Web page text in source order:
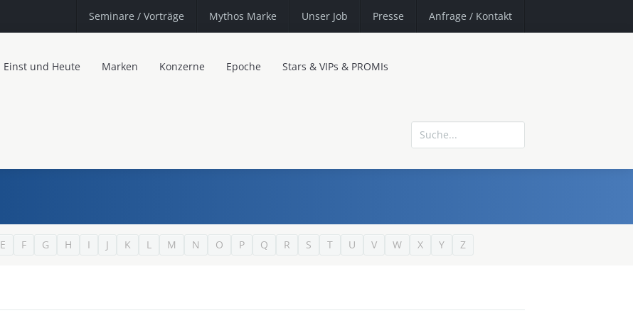
Seminare / Vorträge Mythos Marke Unser Job Presse Anfrage / Kontakt
Einst und Heute Marken Konzerne Epoche Stars & VIPs & PROMIs
E F G H I J K L M N O P Q R S T U V W X Y Z